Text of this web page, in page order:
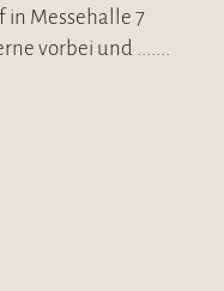
in Messehalle 7
vorbei und .......